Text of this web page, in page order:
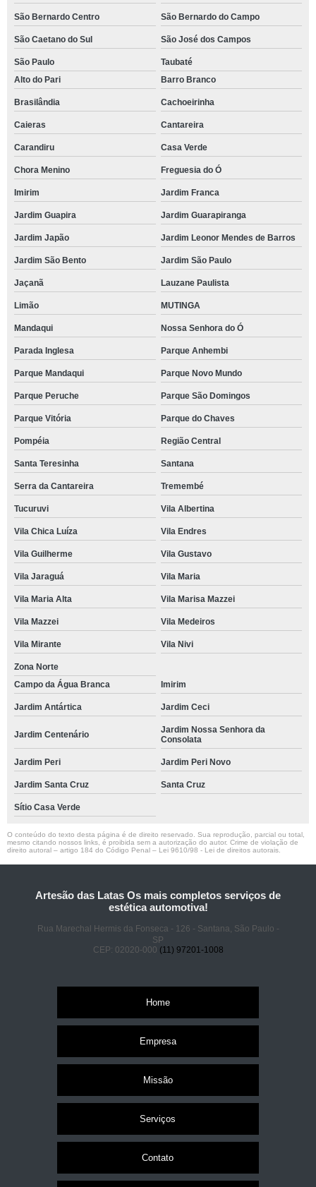
São Bernardo Centro São Bernardo do Campo
São Caetano do Sul São José dos Campos
São Paulo
Taubaté
Alto do Pari
Barro Branco
Brasilândia Cachoeirinha
Caieras Cantareira
Carandiru Casa Verde
Chora Menino Freguesia do Ó
Imirim Jardim Franca
Jardim Guapira Jardim Guarapiranga
Jardim Japão Jardim Leonor Mendes de Barros
Jardim São Bento Jardim São Paulo
Jaçanã Lauzane Paulista
Limão MUTINGA
Mandaqui Nossa Senhora do Ó
Parada Inglesa Parque Anhembi
Parque Mandaqui Parque Novo Mundo
Parque Peruche Parque São Domingos
Parque Vitória Parque do Chaves
Pompéia Região Central
Santa Teresinha Santana
Serra da Cantareira Tremembé
Tucuruvi Vila Albertina
Vila Chica Luíza Vila Endres
Vila Guilherme Vila Gustavo
Vila Jaraguá Vila Maria
Vila Maria Alta Vila Marisa Mazzei
Vila Mazzei Vila Medeiros
Vila Mirante Vila Nivi
Zona Norte
Campo da Água Branca
Imirim
Jardim Antártica Jardim Ceci
Jardim Centenário
Jardim Nossa Senhora da
Consolata
Jardim Peri Jardim Peri Novo
Jardim Santa Cruz Santa Cruz
Sítio Casa Verde
O conteúdo do texto desta página é de direito reservado. Sua reprodução, parcial ou total,
mesmo citando nossos links, é proibida sem a autorização do autor. Crime de violação de
direito autoral – artigo 184 do Código Penal – Lei 9610/98 - Lei de direitos autorais
Artesão das Latas Os mais completos serviços de
estética automotiva!
Rua Marechal Hermis da Fonseca - 126 - Santana, São Paulo -
SP
CEP: 02020-000 (11) 97201-1008
Home
Empresa
Missão
Serviços
Contato